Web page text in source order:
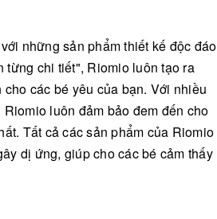
những sản phẩm thiết kế độc đáo
từng chi tiết", Riomio luôn tạo ra
các bé yêu của bạn. Với nhiều
luôn đảm bảo đem đến cho
Tất cả các sản phẩm của Riomio
dị ứng, giúp cho các bé cảm thấy